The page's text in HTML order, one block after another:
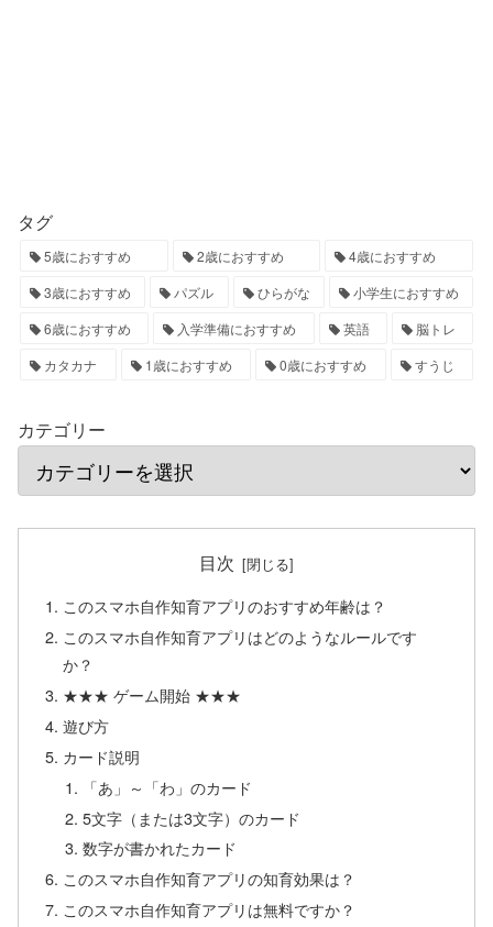
タグ
5歳におすすめ 2歳におすすめ
4歳におすすめ
3歳におすすめ
パズル ひらがな
小学生におすすめ
6歳におすすめ
入学準備におすすめ 英語
脳トレ
カタカナ
1歳におすすめ 0歳におすすめ すうじ
カテゴリー
目次
このスマホ自作知育アプリのおすすめ年齢は？
このスマホ自作知育アプリはどのようなルールです
か？
★★★ ゲーム開始 ★★★
遊び方
カード説明
「あ」～「わ」のカード
5文字（または3文字）のカード
数字が書かれたカード
このスマホ自作知育アプリの知育効果は？
このスマホ自作知育アプリは無料ですか？